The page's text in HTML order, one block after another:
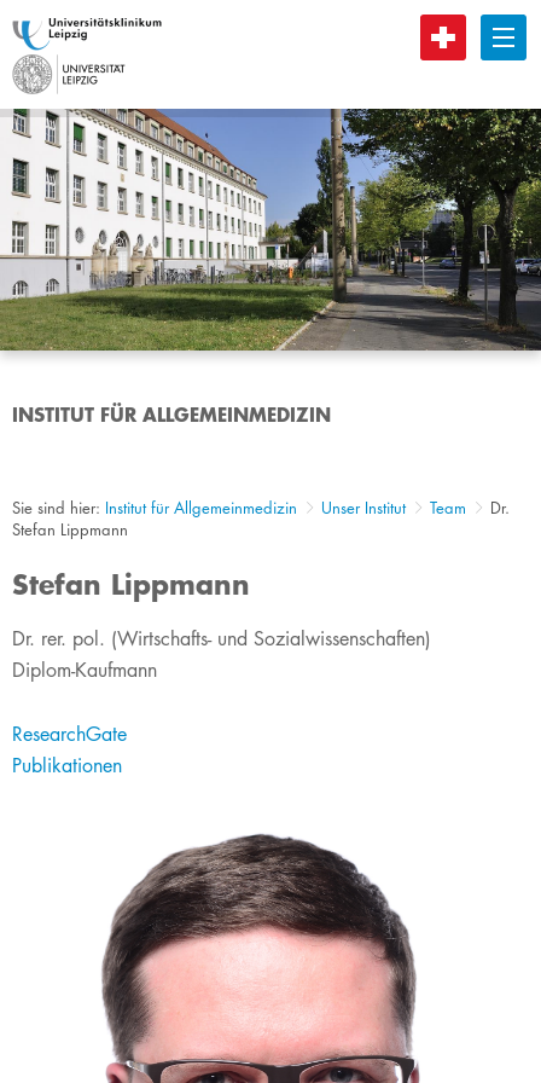
B
INSTITUT FÜR ALLGEMEINMEDIZIN
Sie sind hier: Institut für Allgemeinmedizin Unser Institut Team
Dr.
Stefan Lippmann
Stefan Lippmann
Dr. rer. pol. (Wirtschafts- und Sozialwissenschaften)
Diplom-Kaufmann
ResearchGate
Publikationen